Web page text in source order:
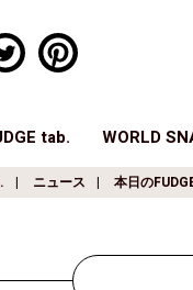
tab. WORLD
ニュース 本日の